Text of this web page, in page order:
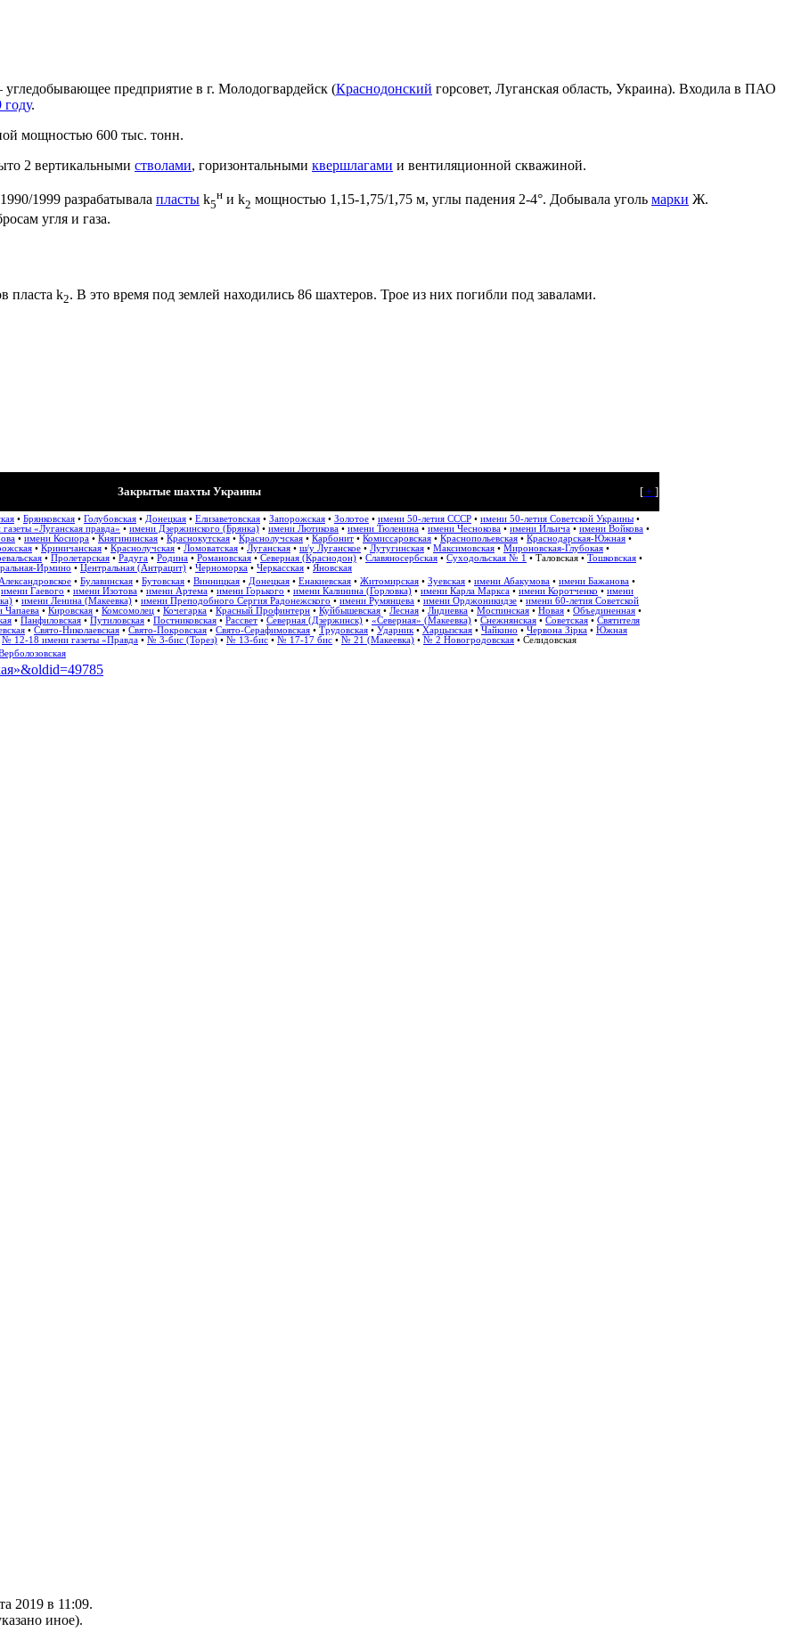
предприятие в г. Молодогвардейск (Краснодонский горсовет, Луганская область, Украина). Входила в ПАО
году.
мощностью 600 тыс. тонн.
2 вертикальными стволами, горизонтальными квершлагами и вентиляционной скважиной.
1999 разрабатывала пласты k5
н и k2 мощностью 1,15-1,75/1,75 м, углы падения 2-4°. Добывала уголь марки Ж.
угля и газа.
пласта k2. В это время под землей находились 86 шахтеров. Трое из них погибли под завалами.
[ + ]
Закрытые шахты Украины
• Брянковская • Голубовская • Донецкая • Елизаветовская • Запорожская • Золотое • имени 50-летия СССР • имени 50-летия Советской Украины •
«Луганская правда» • имени Дзержинского (Брянка) • имени Лютикова • имени Тюленина • имени Чеснокова • имени Ильича • имени Войкова •
• имени Косиора • Княгининская • Краснокутская • Краснолучская • Карбонит • Комиссаровская • Краснопольевская • Краснодарская-Южная •
• Криничанская • Краснолучская • Ломоватская • Луганская • ш/у Луганское • Лутугинская • Максимовская • Мироновская-Глубокая •
• Пролетарская • Радуга • Родина • Романовская • Северная (Краснодон) • Славяносербская • Суходольская № 1 • Таловская • Тошковская •
Ирмино • Центральная (Антрацит) • Черноморка • Черкасская • Яновская
• Булавинская • Бутовская • Винницкая • Донецкая • Енакиевская • Житомирская • Зуевская • имени Абакумова • имени Бажанова •
имени Гаевого • имени Изотова • имени Артема • имени Горького • имени Калинина (Горловка) • имени Карла Маркса • имени Коротченко • имени
• имени Ленина (Макеевка) • имени Преподобного Сергия Радонежского • имени Румянцева • имени Орджоникидзе • имени 60-летия Советской
Чапаева • Кировская • Комсомолец • Кочегарка • Красный Профинтерн • Куйбышевская • Лесная • Лидиевка • Моспинская • Новая • Объединенная •
• Панфиловская • Путиловская • Постниковская • Рассвет • Северная (Дзержинск) • «Северная» (Макеевка) • Снежнянская • Советская • Святителя
• Свято-Николаевская • Свято-Покровская • Свято-Серафимовская • Трудовская • Ударник • Харцызская • Чайкино • Червона Зірка • Южная
№ 12-18 имени газеты «Правда • № 3-бис (Торез) • № 13-бис • № 17-17 бис • № 21 (Макеевка) • № 2 Новогродовская • Селидовская
2019 в 11:09.
иное).